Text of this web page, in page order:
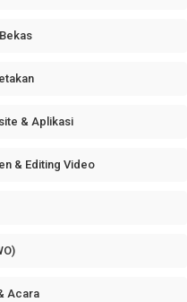
& Aplikasi
& Editing Video
Acara